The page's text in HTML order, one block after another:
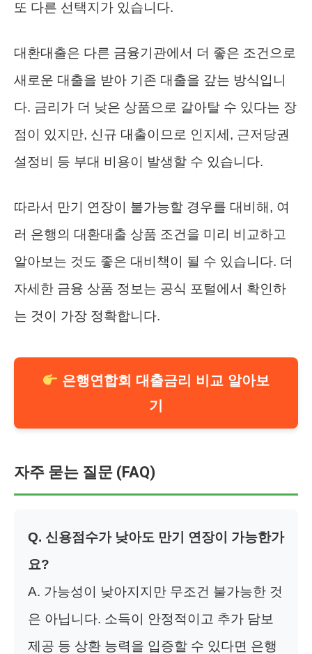
또 다른 선택지가 있습니다.
대환대출은 다른 금융기관에서 더 좋은 조건으로
새로운 대출을 받아 기존 대출을 갚는 방식입니
다. 금리가 더 낮은 상품으로 갈아탈 수 있다는 장
점이 있지만, 신규 대출이므로 인지세, 근저당권
설정비 등 부대 비용이 발생할 수 있습니다.
따라서 만기 연장이 불가능할 경우를 대비해, 여
러 은행의 대환대출 상품 조건을 미리 비교하고
알아보는 것도 좋은 대비책이 될 수 있습니다. 더
자세한 금융 상품 정보는 공식 포털에서 확인하
는 것이 가장 정확합니다.
은행연합회 대출금리 비교 알아보
기
자주 묻는 질문 (FAQ)
Q. 신용점수가 낮아도 만기 연장이 가능한가
요?
A. 가능성이 낮아지지만 무조건 불가능한 것
은 아닙니다. 소득이 안정적이고 추가 담보
제공 등 상환 능력을 입증할 수 있다면 은행